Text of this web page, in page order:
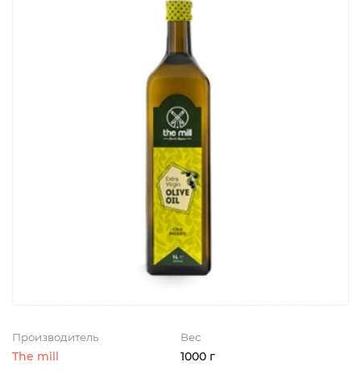
Производитель
The mill
Вес
1000 г